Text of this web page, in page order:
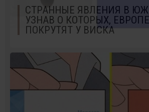
СТРАННЫЕ ЯВЛЕНИЯ В
УЗНАВ О КОТОРЫХ,
ПОКРУТЯТ У ВИСКА